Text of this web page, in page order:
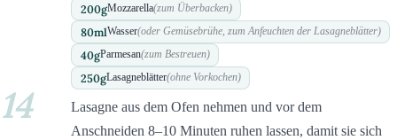
200gMozzarella(zum Überbacken)
80mlWasser(oder Gemüsebrühe, zum Anfeuchten der Lasagneblätter)
40gParmesan(zum Bestreuen)
250gLasagneblätter(ohne Vorkochen)
14
Lasagne aus dem Ofen nehmen und vor dem
Anschneiden 8–10 Minuten ruhen lassen, damit sie sich